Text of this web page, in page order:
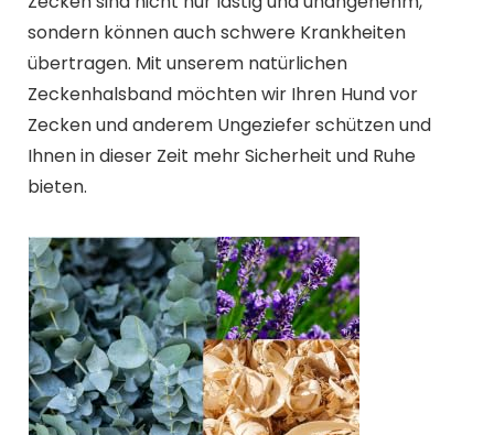
sondern können auch schwere Krankheiten
übertragen. Mit unserem natürlichen
Zeckenhalsband möchten wir Ihren Hund vor
Zecken und anderem Ungeziefer schützen und
Ihnen in dieser Zeit mehr Sicherheit und Ruhe
bieten.